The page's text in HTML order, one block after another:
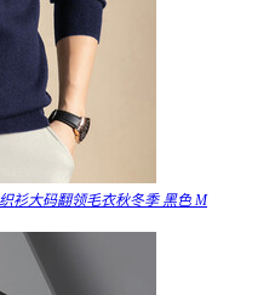
衫大码翻领毛衣秋冬季 黑色 M